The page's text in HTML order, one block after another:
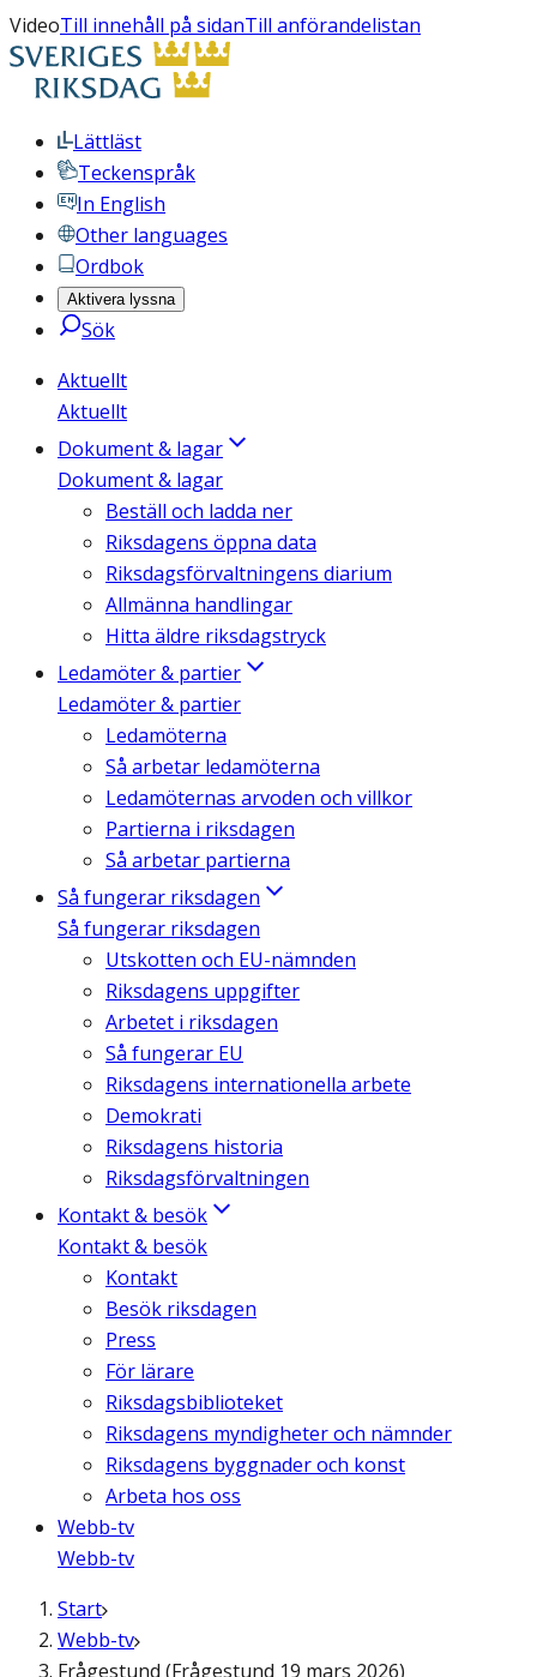
VideoTill innehåll på sidanTill anförandelistan
Lättläst
Teckenspråk
In English
Other languages
Ordbok
Aktivera lyssna
Sök
Aktuellt
Aktuellt
Dokument & lagar
Dokument & lagar
Beställ och ladda ner
Riksdagens öppna data
Riksdagsförvaltningens diarium
Allmänna handlingar
Hitta äldre riksdagstryck
Ledamöter & partier
Ledamöter & partier
Ledamöterna
Så arbetar ledamöterna
Ledamöternas arvoden och villkor
Partierna i riksdagen
Så arbetar partierna
Så fungerar riksdagen
Så fungerar riksdagen
Utskotten och EU-nämnden
Riksdagens uppgifter
Arbetet i riksdagen
Så fungerar EU
Riksdagens internationella arbete
Demokrati
Riksdagens historia
Riksdagsförvaltningen
Kontakt & besök
Kontakt & besök
Kontakt
Besök riksdagen
Press
För lärare
Riksdagsbiblioteket
Riksdagens myndigheter och nämnder
Riksdagens byggnader och konst
Arbeta hos oss
Webb-tv
Webb-tv
Start
Webb-tv
Frågestund (Frågestund 19 mars 2026)